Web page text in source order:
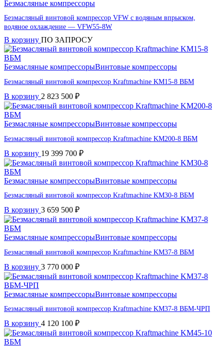
Безмасляные компрессоры
Безмасляный винтовой компрессор VFW с водяным впрыском,
водяное охлаждение — VFW55-8W
В корзину ПО ЗАПРОСУ
Безмасляные компрессорыВинтовые компрессоры
Безмасляный винтовой компрессор Kraftmaсhine KM15-8 ВБМ
В корзину 2 823 500 ₽
Безмасляные компрессорыВинтовые компрессоры
Безмасляный винтовой компрессор Kraftmaсhine KM200-8 ВБМ
В корзину 19 399 700 ₽
Безмасляные компрессорыВинтовые компрессоры
Безмасляный винтовой компрессор Kraftmaсhine KM30-8 ВБМ
В корзину 3 659 500 ₽
Безмасляные компрессорыВинтовые компрессоры
Безмасляный винтовой компрессор Kraftmaсhine KM37-8 ВБМ
В корзину 3 770 000 ₽
Безмасляные компрессорыВинтовые компрессоры
Безмасляный винтовой компрессор Kraftmaсhine KM37-8 ВБМ-ЧРП
В корзину 4 120 100 ₽